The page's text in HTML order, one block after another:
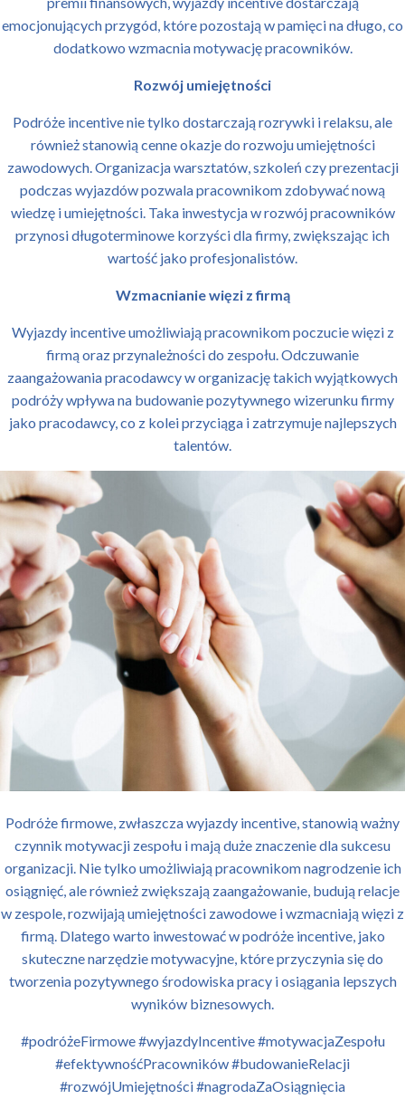
emocjonujących przygód, które pozostają w pamięci na długo, co
dodatkowo wzmacnia motywację pracowników.
Rozwój umiejętności
Podróże incentive nie tylko dostarczają rozrywki i relaksu, ale
również stanowią cenne okazje do rozwoju umiejętności
zawodowych. Organizacja warsztatów, szkoleń czy prezentacji
podczas wyjazdów pozwala pracownikom zdobywać nową
wiedzę i umiejętności. Taka inwestycja w rozwój pracowników
przynosi długoterminowe korzyści dla firmy, zwiększając ich
wartość jako profesjonalistów.
Wzmacnianie więzi z firmą
Wyjazdy incentive umożliwiają pracownikom poczucie więzi z
firmą oraz przynależności do zespołu. Odczuwanie
zaangażowania pracodawcy w organizację takich wyjątkowych
podróży wpływa na budowanie pozytywnego wizerunku firmy
jako pracodawcy, co z kolei przyciąga i zatrzymuje najlepszych
talentów.
Podróże firmowe, zwłaszcza wyjazdy incentive, stanowią ważny
czynnik motywacji zespołu i mają duże znaczenie dla sukcesu
organizacji. Nie tylko umożliwiają pracownikom nagrodzenie ich
osiągnięć, ale również zwiększają zaangażowanie, budują relacje
w zespole, rozwijają umiejętności zawodowe i wzmacniają więzi z
firmą. Dlatego warto inwestować w podróże incentive, jako
skuteczne narzędzie motywacyjne, które przyczynia się do
tworzenia pozytywnego środowiska pracy i osiągania lepszych
wyników biznesowych.
#podróżeFirmowe #wyjazdyIncentive #motywacjaZespołu
#efektywnośćPracowników #budowanieRelacji
#rozwójUmiejętności #nagrodaZaOsiągnięcia